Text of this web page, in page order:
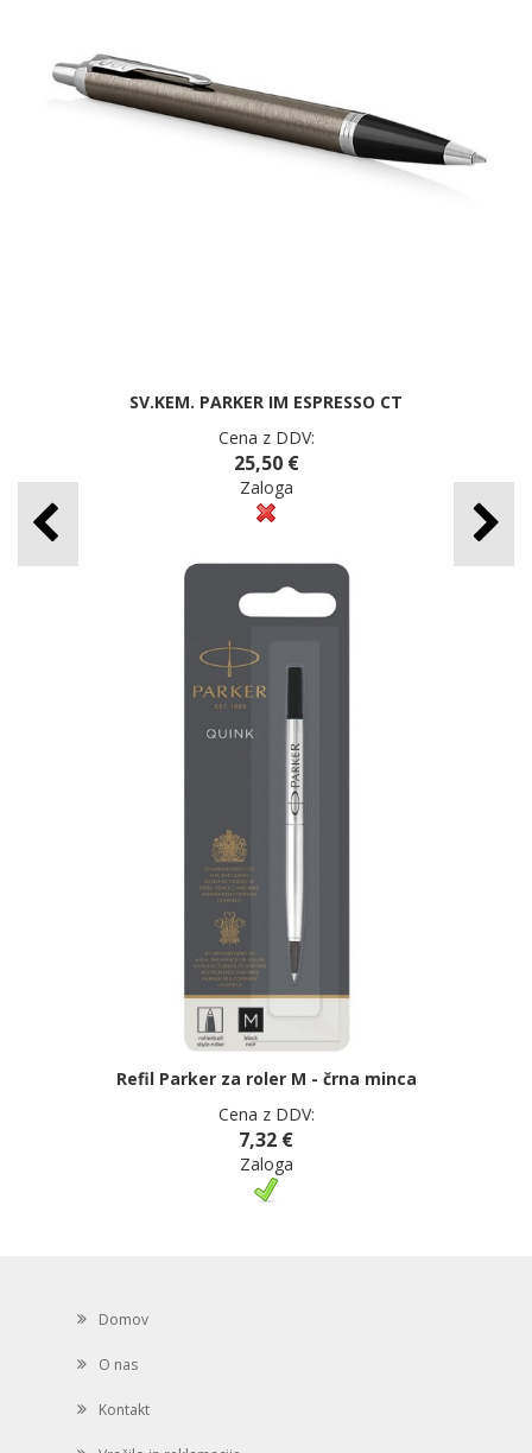
SV.KEM. PARKER IM ESPRESSO CT
Cena z DDV:
25,50 €
Zaloga
Refil Parker za roler M - črna minca
Cena z DDV:
7,32 €
Zaloga
Domov
O nas
Kontakt